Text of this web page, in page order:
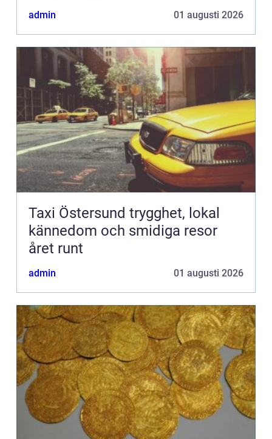
admin 01 augusti 2026
Taxi Östersund trygghet, lokal
kännedom och smidiga resor
året runt
admin 01 augusti 2026